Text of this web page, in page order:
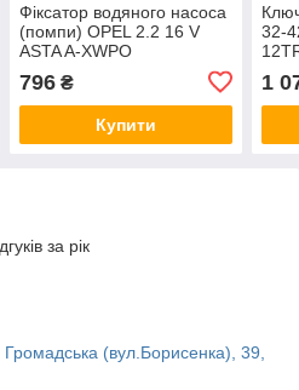
Фіксатор водяного насоса
(помпи) OPEL 2.2 16 V
ASTA A-XWPO
796₴
Купити
32-
1
за рік
Громадська (вул.Борисенка), 39,